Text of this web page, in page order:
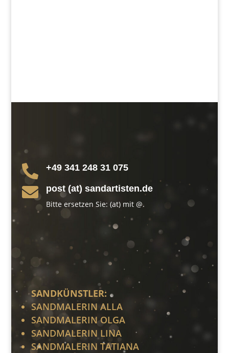
 +49 341 248 31 075
 post (at) sandartisten.de
Bitte ersetzen Sie: (at) mit @.
SANDKÜNSTLER:
SANDMALERIN ALLA
SANDMALERIN OLGA
SANDMALERIN LINA
SANDMALERIN TATIANA